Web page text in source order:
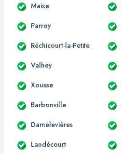
Maixe
Parroy
Réchicourt-la-Petite
Valhey
Xousse
Barbonville
Damelevières
Landécourt